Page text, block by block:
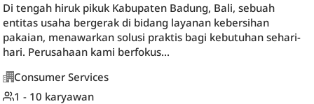
Di tengah hiruk pikuk Kabupaten Badung, Bali, sebuah
entitas usaha bergerak di bidang layanan kebersihan
pakaian, menawarkan solusi praktis bagi kebutuhan sehari-
hari. Perusahaan kami berfokus...
Consumer Services
1 - 10 karyawan